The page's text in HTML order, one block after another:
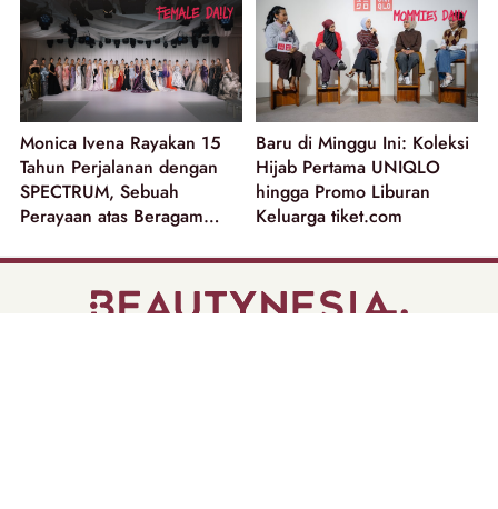
Monica Ivena Rayakan 15
Tahun Perjalanan dengan
SPECTRUM, Sebuah
Perayaan atas Beragam
Baru di Minggu Ini: Koleksi
Hijab Pertama UNIQLO
hingga Promo Liburan
Keluarga tiket.com